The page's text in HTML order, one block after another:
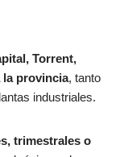
Torrent,
la provincia, tanto
industriales.
trimestrales o